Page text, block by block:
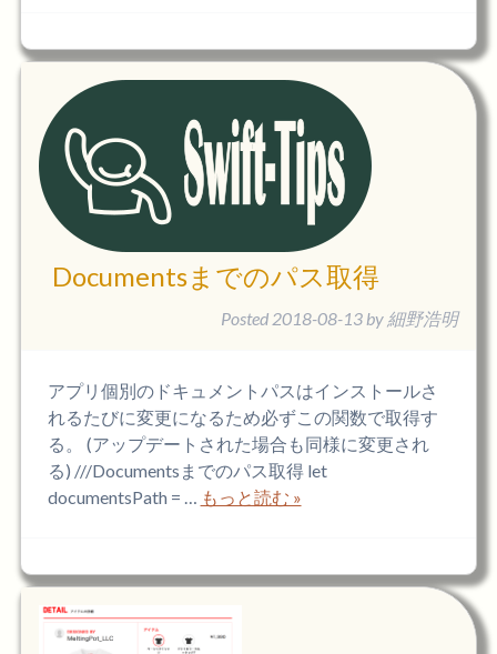
Documentsまでのパス取得
Posted 2018-08-13 by 細野浩明
アプリ個別のドキュメントパスはインストールさ
れるたびに変更になるため必ずこの関数で取得す
る。 (アップデートされた場合も同様に変更され
る) ///Documentsまでのパス取得 let
documentsPath = … もっと読む »